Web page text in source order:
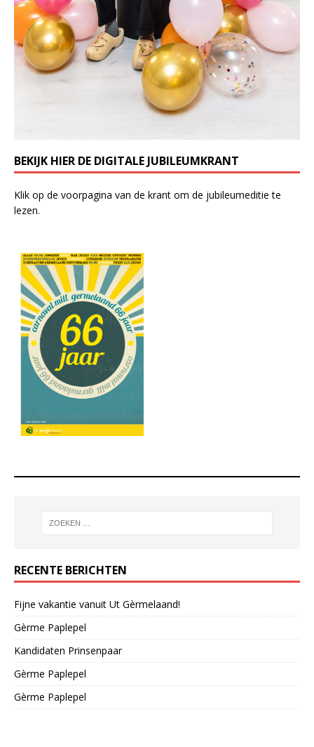
BEKIJK HIER DE DIGITALE JUBILEUMKRANT
Klik op de voorpagina van de krant om de jubileumeditie te
lezen.
RECENTE BERICHTEN
Fijne vakantie vanuit Ut Gèrmelaand!
Gèrme Paplepel
Kandidaten Prinsenpaar
Gèrme Paplepel
Gèrme Paplepel